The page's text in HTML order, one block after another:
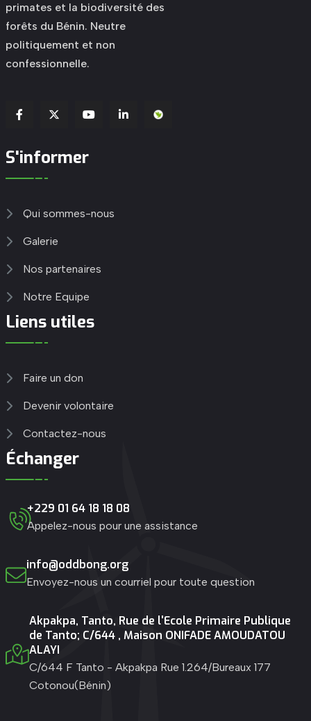
primates et la biodiversité des
forêts du Bénin. Neutre
politiquement et non
confessionnelle.
S'informer
Qui sommes-nous
Galerie
Nos partenaires
Notre Equipe
Liens utiles
Faire un don
Devenir volontaire
Contactez-nous
Échanger
+229 01 64 18 18 08
Appelez-nous pour une assistance
info@oddbong.org
Envoyez-nous un courriel pour toute question
Akpakpa, Tanto, Rue de l'Ecole Primaire Publique
de Tanto; C/644 , Maison ONIFADE AMOUDATOU
ALAYI
C/644 F Tanto - Akpakpa Rue 1.264/Bureaux 177
Cotonou(Bénin)